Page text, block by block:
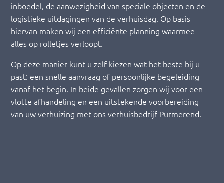
inboedel, de aanwezigheid van speciale objecten en de
logistieke uitdagingen van de verhuisdag. Op basis
hiervan maken wij een efficiënte planning waarmee
alles op rolletjes verloopt.
Op deze manier kunt u zelf kiezen wat het beste bij u
past: een snelle aanvraag of persoonlijke begeleiding
vanaf het begin. In beide gevallen zorgen wij voor een
vlotte afhandeling en een uitstekende voorbereiding
van uw verhuizing met ons verhuisbedrijf Purmerend.